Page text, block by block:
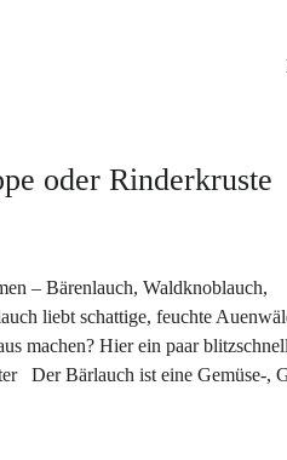
oder Rinderkruste
– Bärenlauch, Waldknoblauch,
liebt schattige, feuchte
machen? Hier ein paar
Der Bärlauch ist eine Gemüse-,